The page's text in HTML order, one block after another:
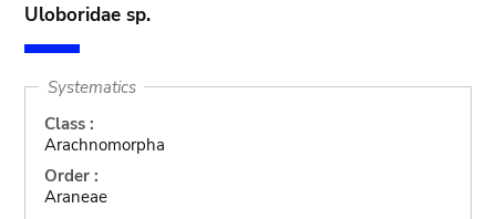
Uloboridae sp.
Systematics
Class :
Arachnomorpha
Order :
Araneae